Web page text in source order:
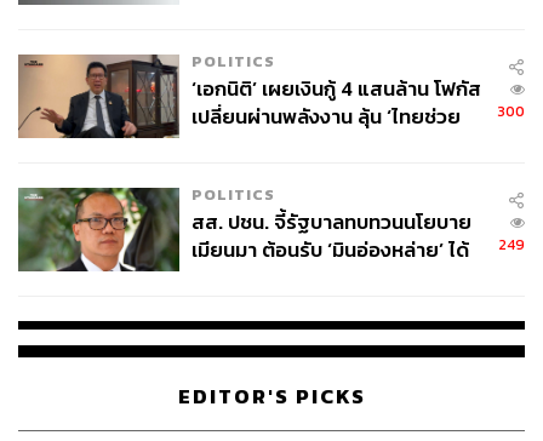
POLITICS
‘เอกนิติ’ เผยเงินกู้ 4 แสนล้าน โฟกัส
เปลี่ยนผ่านพลังงาน ลุ้น ‘ไทยช่วย
300
POLITICS
สส. ปชน. จี้รัฐบาลทบทวนนโยบาย
เมียนมา ต้อนรับ ‘มินอ่องหล่าย’ ได้
249
EDITOR'S PICKS